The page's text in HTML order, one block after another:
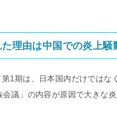
理由は中国での炎上騒
第1期は、日本国内だけでは
議」の内容が原因で大きな